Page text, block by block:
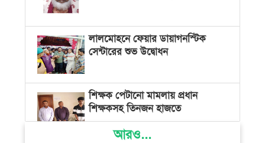
লালমোহনে ফেয়ার ডায়াগনস্টিক
সেন্টারের শুভ উদ্বোধন
শিক্ষক পেটানো মামলায় প্রধান
শিক্ষকসহ তিনজন হাজতে
আরও...